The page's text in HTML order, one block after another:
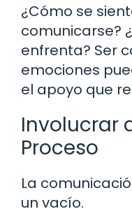
¿Cómo se
comunicarse?
enfrenta? Ser
emociones
el apoyo que
Involucrar
Proceso
La
un vacío.